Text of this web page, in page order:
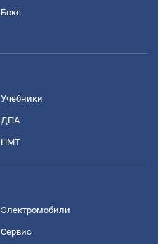
Бокс
Учебники
ДПА
НМТ
Электромобили
Сервис